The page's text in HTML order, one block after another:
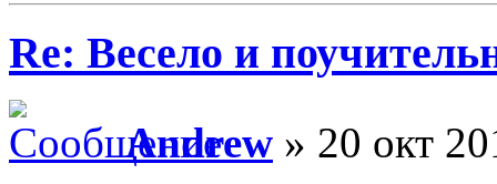
Re: Весело и
Andrew » 20 окт